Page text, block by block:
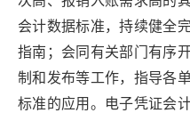
会计数据标准，持续健全
指南；会同有关部门有序
制和发布等工作，指导各
标准的应用。电子凭证会